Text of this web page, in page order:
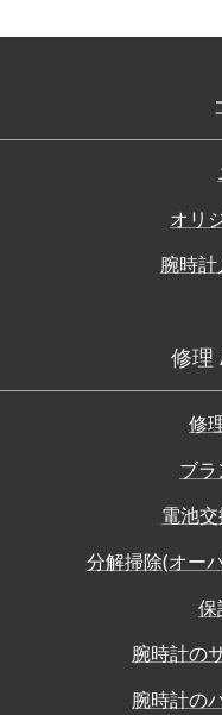
オリ
腕時
修理
修
ブ
電池
分解掃除(オー
保
腕時計の
腕時計の